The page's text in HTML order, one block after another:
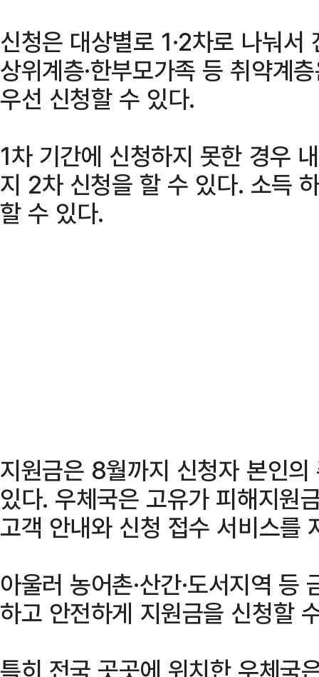
신청은 대상별로 1·2차로 나눠서
상위계층·한부모가족 등 취약계
우선 신청할 수 있다.
1차 기간에 신청하지 못한 경우
지 2차 신청을 할 수 있다. 소득
할 수 있다.
지원금은 8월까지 신청자 본인
있다. 우체국은 고유가 피해지원
고객 안내와 신청 접수 서비스를
아울러 농어촌·산간·도서지역 등
하고 안전하게 지원금을 신청할
특히 전국 곳곳에 위치한 우체국